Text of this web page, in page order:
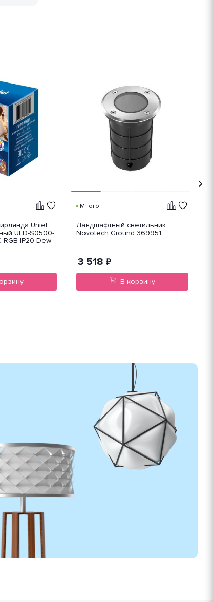
Uniel
ULD-S0500-
RGB IP20 Dew
Много
Ландшафтный светильник
Novotech Ground 369951
3 518 ₽
В корзину